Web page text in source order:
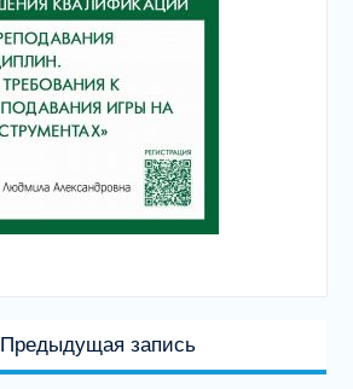
запись:
Предыдущая запись